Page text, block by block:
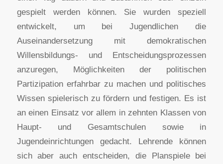
gespielt werden können. Sie wurden speziell
entwickelt, um bei Jugendlichen die
Auseinandersetzung mit demokratischen
Willensbildungs- und Entscheidungsprozessen
anzuregen, Möglichkeiten der politischen
Partizipation erfahrbar zu machen und politisches
Wissen spielerisch zu fördern und festigen. Es ist
an einen Einsatz vor allem in zehnten Klassen von
Haupt- und Gesamtschulen sowie in
Jugendeinrichtungen gedacht. Lehrende können
sich aber auch entscheiden, die Planspiele bei